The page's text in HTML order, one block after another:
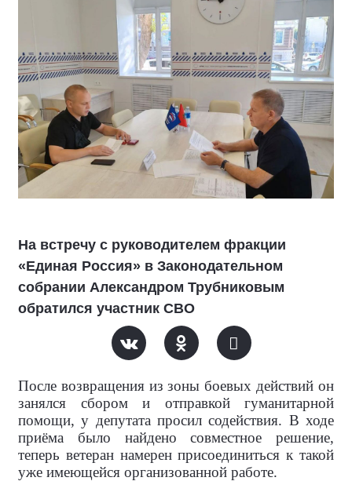
На встречу с руководителем фракции
«Единая Россия» в Законодательном
собрании Александром Трубниковым
обратился участник СВО
После возвращения из зоны боевых действий он
занялся сбором и отправкой гуманитарной
помощи, у депутата просил содействия. В ходе
приёма было найдено совместное решение,
теперь ветеран намерен присоединиться к такой
уже имеющейся организованной работе.